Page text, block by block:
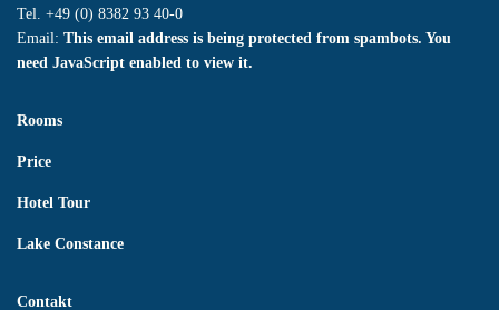
Tel. +49 (0) 8382 93 40-0
Email: This email address is being protected from spambots. You
need JavaScript enabled to view it.
Rooms
Price
Hotel Tour
Lake Constance
Contakt